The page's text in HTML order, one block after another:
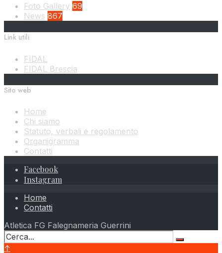
Foto Gallery 69
News 867
Link utili
FIDAL
FIDAL Brescia
Sito web
Home
Chi siamo
Statuto, verbali e regolamento
Organigramma
Contatti
Facebook
Instagram
Home
Contatti
Atletica FG Falegnameria Guerrini
↑